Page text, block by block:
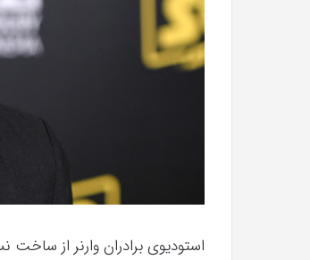
استودیوی برادران وارنر از
با
حیوانات
وحشی
رابطه جنسی این دختر